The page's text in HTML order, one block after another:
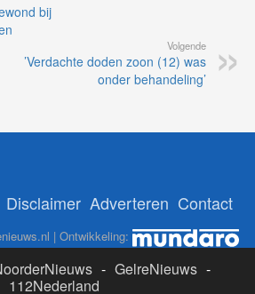
bij
Volgende
’Verdachte doden zoon (12) was
onder behandeling’
Disclaimer Adverteren Contact
| Ontwikkeling:
- GelreNieuws -
112Nederland